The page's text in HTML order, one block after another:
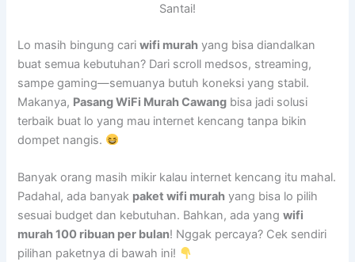
Santai!
Lo masih bingung cariwifi murah yang bisa diandalkan
buat semua kebutuhan? Dari scroll medsos, streaming,
sampe gaming—semuanya butuh koneksi yang stabil.
Makanya, Pasang WiFi Murah Cawang bisa jadi solusi
terbaik buat lo yang mau internet kencang tanpa bikin
dompet nangis.
Banyak orang masih mikir kalau internet kencang itu mahal.
Padahal, ada banyak paket wifi murah yang bisa lo pilih
sesuai budget dan kebutuhan. Bahkan, ada yangwifi
murah 100 ribuan per bulan! Nggak percaya? Cek sendiri
pilihan paketnya di bawah ini!